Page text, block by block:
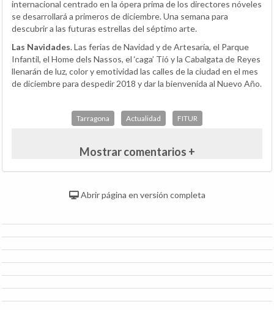
internacional centrado en la ópera prima de los directores nóveles
se desarrollará a primeros de diciembre. Una semana para
descubrir a las futuras estrellas del séptimo arte.
Las Navidades. Las ferias de Navidad y de Artesaría, el Parque
Infantil, el Home dels Nassos, el ‘caga’ Tió y la Cabalgata de Reyes
llenarán de luz, color y emotividad las calles de la ciudad en el mes
de diciembre para despedir 2018 y dar la bienvenida al Nuevo Año.
Tarragona Actualidad FITUR
Mostrar comentarios +
Abrir página en versión completa